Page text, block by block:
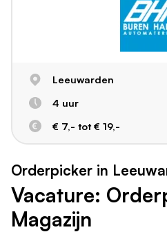
Leeuwarden
4 uur
€ 7,- tot € 19,-
Orderpicker in
Vacature:
Magazijn